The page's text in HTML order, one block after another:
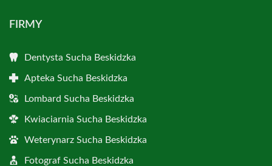
FIRMY
Dentysta Sucha Beskidzka
Apteka Sucha Beskidzka
Lombard Sucha Beskidzka
Kwiaciarnia Sucha Beskidzka
Weterynarz Sucha Beskidzka
Fotograf Sucha Beskidzka